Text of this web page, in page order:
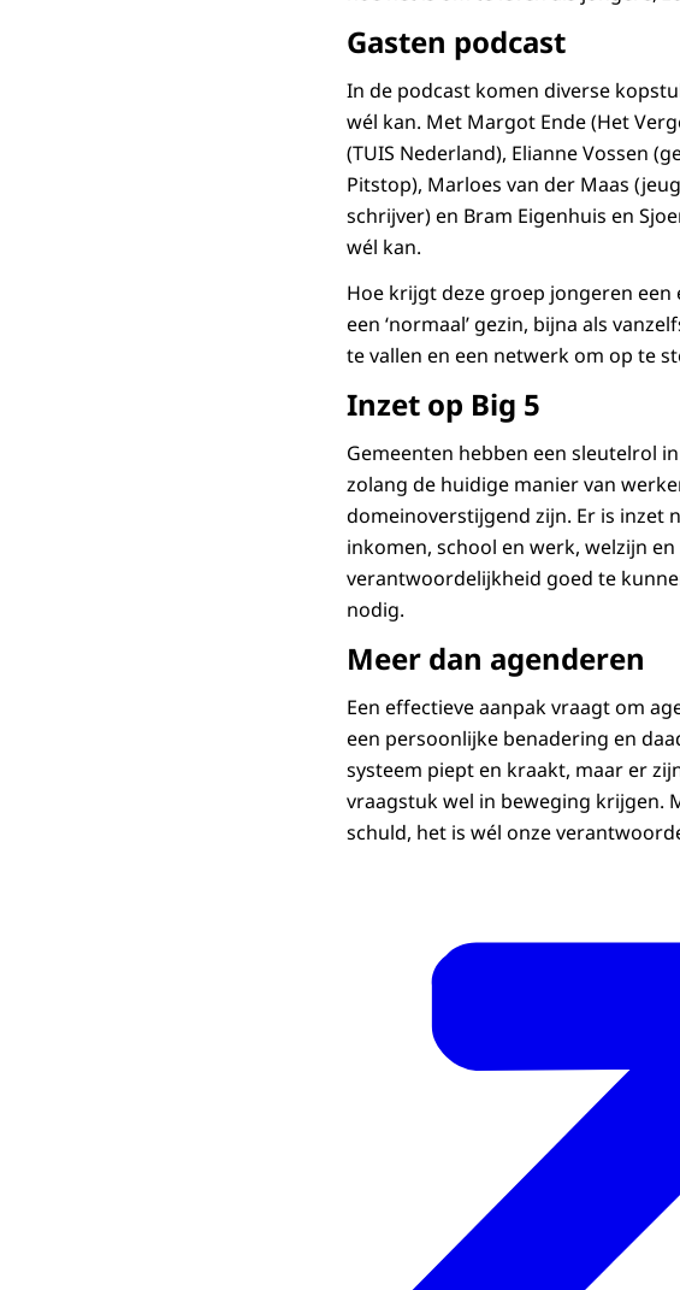
Gasten podcast
In de podcast komen diverse
wél kan. Met Margot Ende (Het
(TUIS Nederland), Elianne Vossen
Pitstop), Marloes van der Maas
schrijver) en Bram Eigenhuis en
wél kan.
Hoe krijgt deze groep jongeren
een ‘normaal’ gezin, bijna als
te vallen en een netwerk om op te
Inzet op Big 5
Gemeenten hebben een sleutelrol
zolang de huidige manier van
domeinoverstijgend zijn. Er is inzet
inkomen, school en werk, welzijn
verantwoordelijkheid goed te
nodig.
Meer dan agenderen
Een effectieve aanpak vraagt om
een persoonlijke benadering en
systeem piept en kraakt, maar er
vraagstuk wel in beweging krijgen.
schuld, het is wél onze